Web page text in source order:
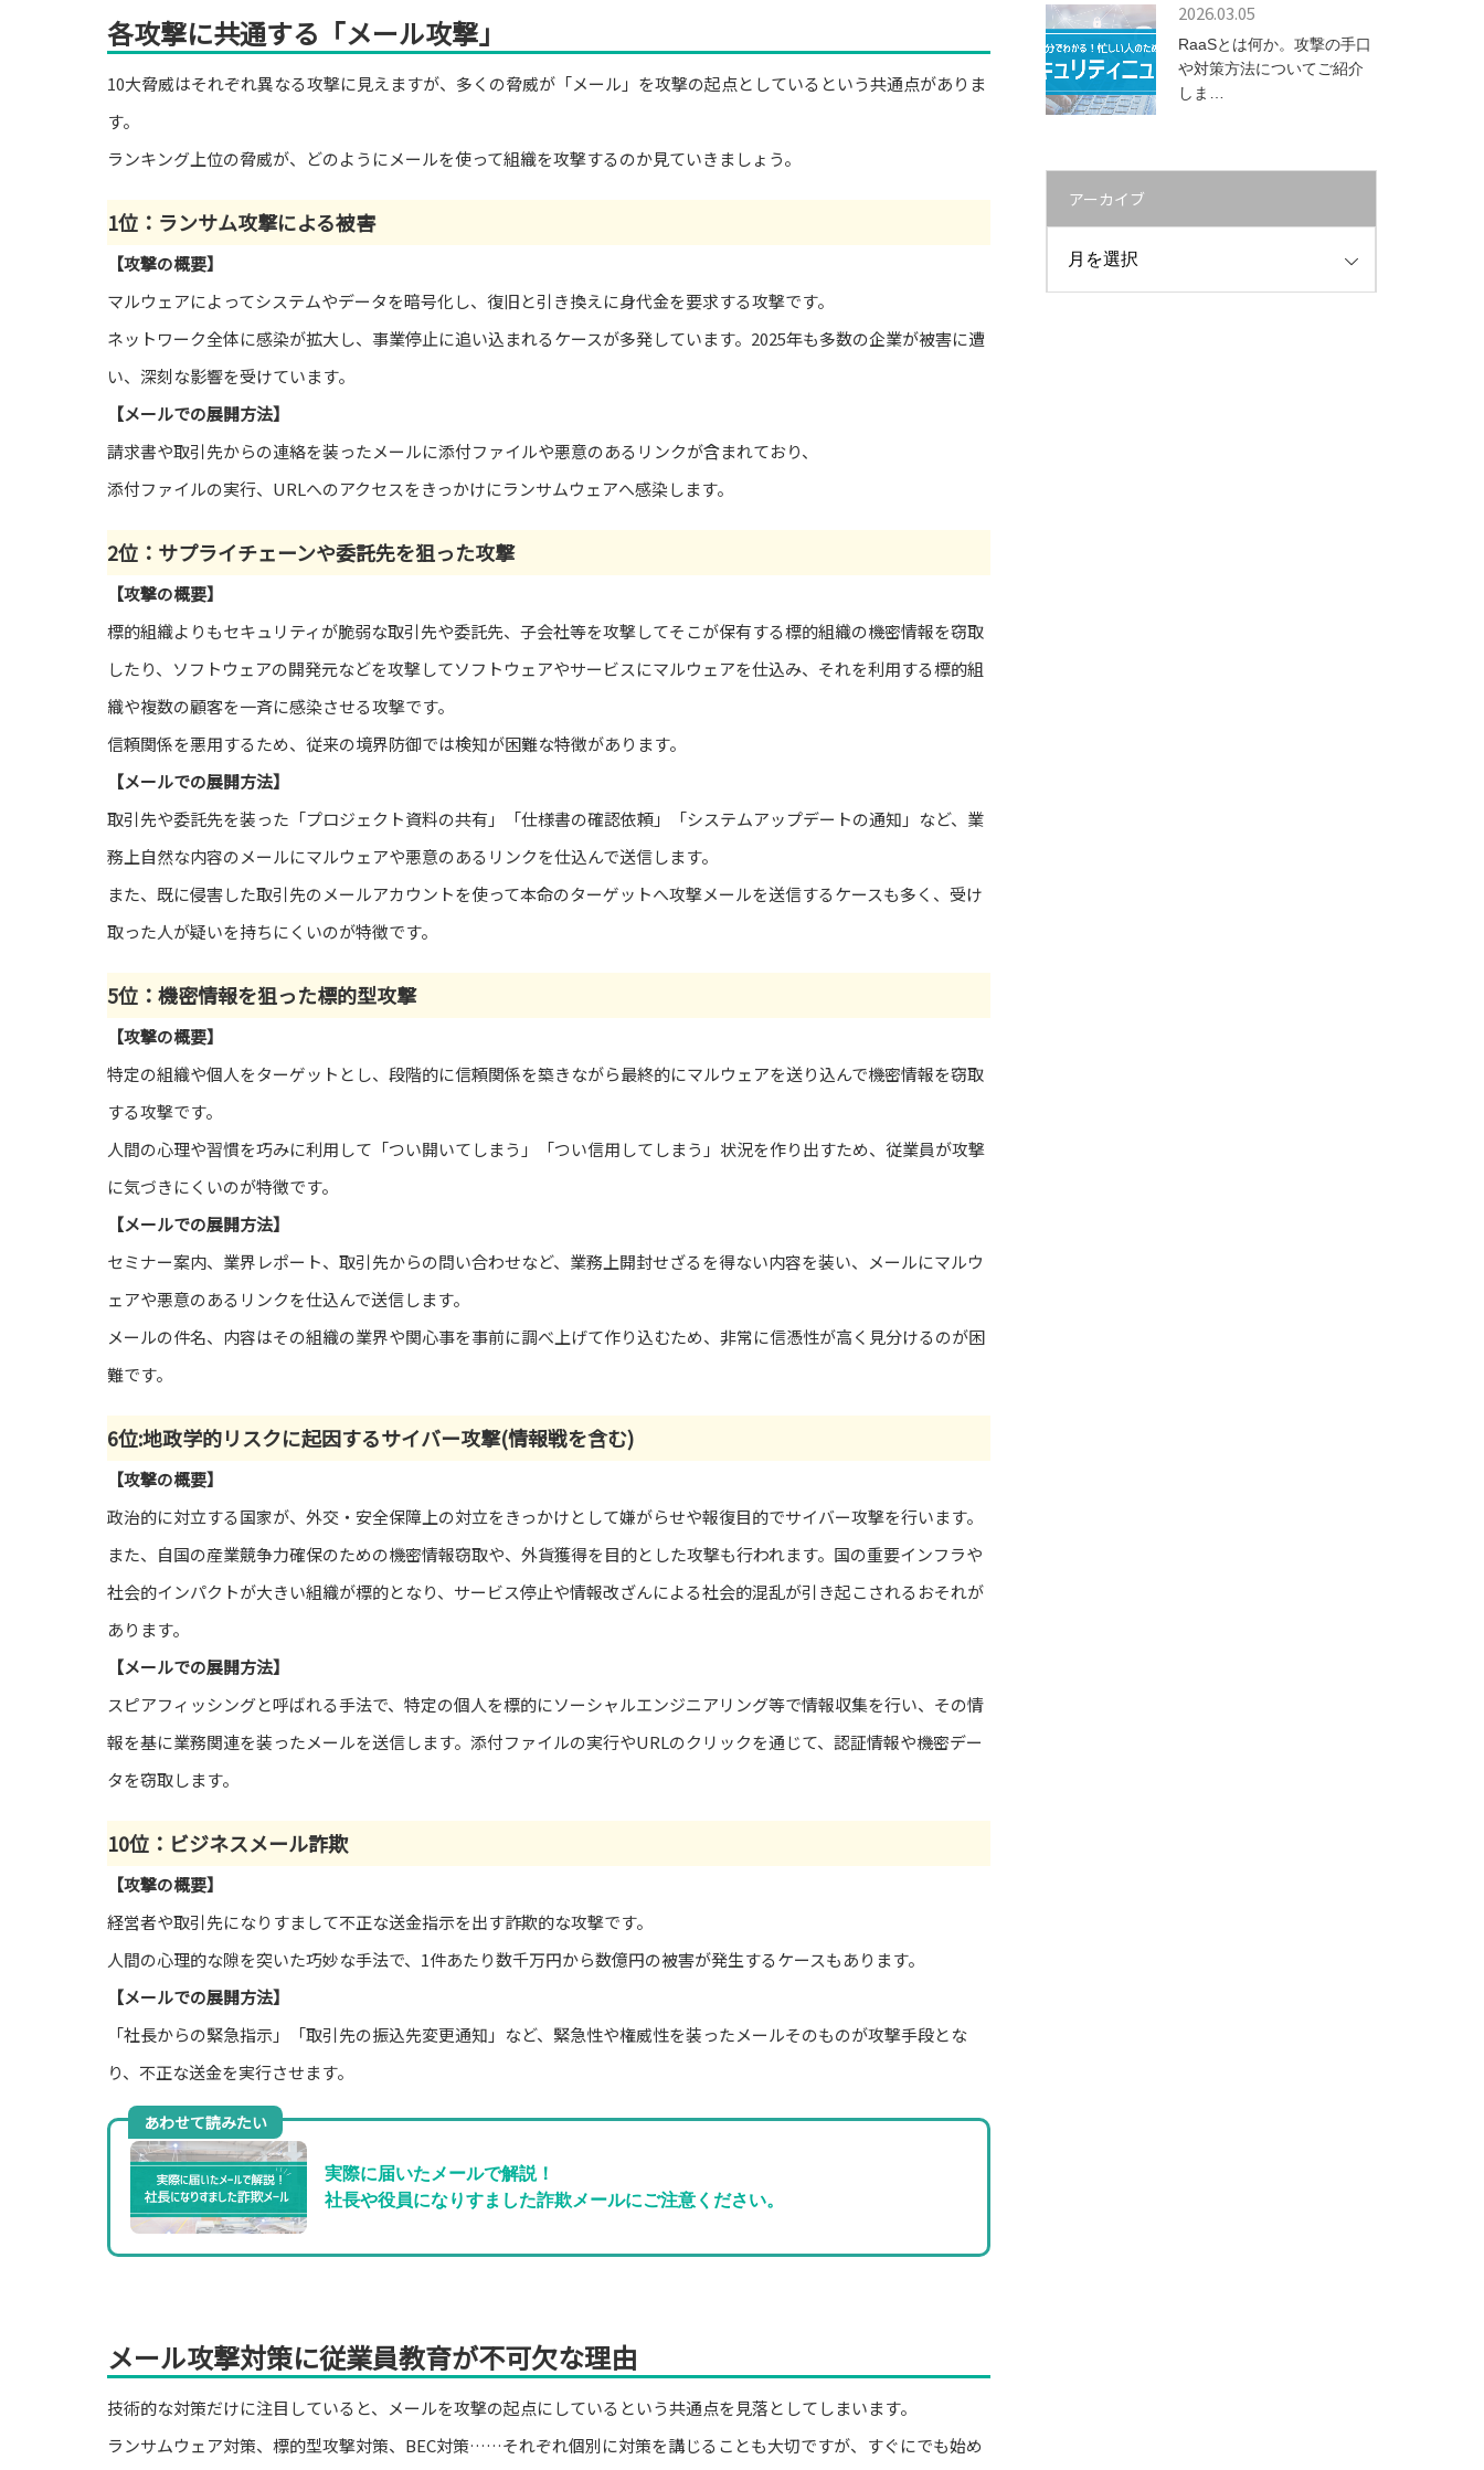
各攻撃に共通する「メール攻撃」
10大脅威はそれぞれ異なる攻撃に見えますが、多くの脅威が「メール」を攻撃の起点としているという共通点がありま
す。
ランキング上位の脅威が、どのようにメールを使って組織を攻撃するのか見ていきましょう。
1位：ランサム攻撃による被害
【攻撃の概要】
マルウェアによってシステムやデータを暗号化し、復旧と引き換えに身代金を要求する攻撃です。
ネットワーク全体に感染が拡大し、事業停止に追い込まれるケースが多発しています。2025年も多数の企業が被害に遭
い、深刻な影響を受けています。
【メールでの展開方法】
請求書や取引先からの連絡を装ったメールに添付ファイルや悪意のあるリンクが含まれており、
添付ファイルの実行、URLへのアクセスをきっかけにランサムウェアへ感染します。
2位：サプライチェーンや委託先を狙った攻撃
【攻撃の概要】
標的組織よりもセキュリティが脆弱な取引先や委託先、子会社等を攻撃してそこが保有する標的組織の機密情報を窃取
したり、ソフトウェアの開発元などを攻撃してソフトウェアやサービスにマルウェアを仕込み、それを利用する標的組
織や複数の顧客を一斉に感染させる攻撃です。
信頼関係を悪用するため、従来の境界防御では検知が困難な特徴があります。
【メールでの展開方法】
取引先や委託先を装った「プロジェクト資料の共有」「仕様書の確認依頼」「システムアップデートの通知」など、業
務上自然な内容のメールにマルウェアや悪意のあるリンクを仕込んで送信します。
また、既に侵害した取引先のメールアカウントを使って本命のターゲットへ攻撃メールを送信するケースも多く、受け
取った人が疑いを持ちにくいのが特徴です。
5位：機密情報を狙った標的型攻撃
【攻撃の概要】
特定の組織や個人をターゲットとし、段階的に信頼関係を築きながら最終的にマルウェアを送り込んで機密情報を窃取
する攻撃です。
人間の心理や習慣を巧みに利用して「つい開いてしまう」「つい信用してしまう」状況を作り出すため、従業員が攻撃
に気づきにくいのが特徴です。
【メールでの展開方法】
セミナー案内、業界レポート、取引先からの問い合わせなど、業務上開封せざるを得ない内容を装い、メールにマルウ
ェアや悪意のあるリンクを仕込んで送信します。
メールの件名、内容はその組織の業界や関心事を事前に調べ上げて作り込むため、非常に信憑性が高く見分けるのが困
難です。
6位:地政学的リスクに起因するサイバー攻撃(情報戦を含む)
【攻撃の概要】
政治的に対立する国家が、外交・安全保障上の対立をきっかけとして嫌がらせや報復目的でサイバー攻撃を行います。
また、自国の産業競争力確保のための機密情報窃取や、外貨獲得を目的とした攻撃も行われます。国の重要インフラや
社会的インパクトが大きい組織が標的となり、サービス停止や情報改ざんによる社会的混乱が引き起こされるおそれが
あります。
【メールでの展開方法】
スピアフィッシングと呼ばれる手法で、特定の個人を標的にソーシャルエンジニアリング等で情報収集を行い、その情
報を基に業務関連を装ったメールを送信します。添付ファイルの実行やURLのクリックを通じて、認証情報や機密デー
タを窃取します。
10位：ビジネスメール詐欺
【攻撃の概要】
経営者や取引先になりすまして不正な送金指示を出す詐欺的な攻撃です。
人間の心理的な隙を突いた巧妙な手法で、1件あたり数千万円から数億円の被害が発生するケースもあります。
【メールでの展開方法】
「社長からの緊急指示」「取引先の振込先変更通知」など、緊急性や権威性を装ったメールそのものが攻撃手段とな
り、不正な送金を実行させます。
あわせて読みたい
実際に届いたメールで解説！
社長や役員になりすました詐欺メールにご注意ください。
メール攻撃対策に従業員教育が不可欠な理由
技術的な対策だけに注目していると、メールを攻撃の起点にしているという共通点を見落としてしまいます。
ランサムウェア対策、標的型攻撃対策、BEC対策……それぞれ個別に対策を講じることも大切ですが、すぐにでも始め
2026.03.05
RaaSとは何か。攻撃の手口
や対策方法についてご紹介
しま…
アーカイブ